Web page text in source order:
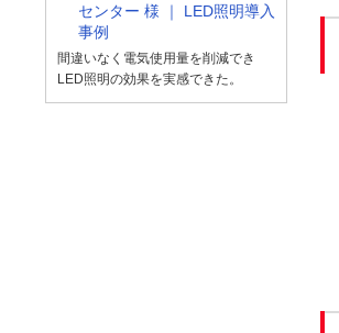
センター 様 ｜ LED照明導入
事例
間違いなく電気使用量を削減でき
LED照明の効果を実感できた。